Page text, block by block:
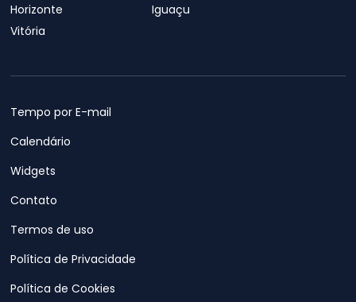
Horizonte
Vitória
Iguaçu
Tempo por E-mail
Calendário
Widgets
Contato
Termos de uso
Política de Privacidade
Política de Cookies